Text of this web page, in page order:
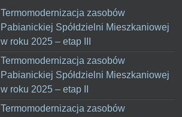
Termomodernizacja zasobów
Pabianickiej Spółdzielni Mieszkaniowej
w roku 2025 – etap III
Termomodernizacja zasobów
Pabianickiej Spółdzielni Mieszkaniowej
w roku 2025 – etap II
Termomodernizacja zasobów